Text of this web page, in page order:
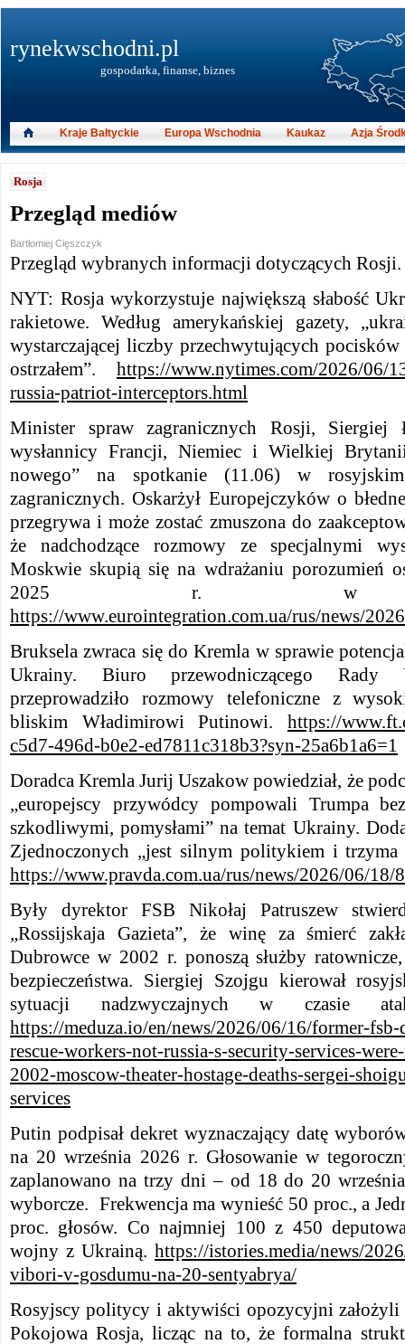
Rosja
Przegląd mediów
Bartłomiej Cięszczyk
Przegląd wybranych informacji dotyczących Rosji.
NYT: Rosja wykorzystuje największą słabość
rakietowe. Według amerykańskiej gazety,
wystarczającej liczby przechwytujących
ostrzałem”. https://www.nytimes.com/2026/06/
russia-patriot-interceptors.html
Minister spraw zagranicznych Rosji, Siergiej
wysłannicy Francji, Niemiec i Wielkiej
nowego” na spotkanie (11.06) w
zagranicznych. Oskarżył Europejczyków o
przegrywa i może zostać zmuszona do
że nadchodzące rozmowy ze specjalnymi
Moskwie skupią się na wdrażaniu porozumień
2025 r. w
https://www.eurointegration.com.ua/rus/news/
Bruksela zwraca się do Kremla w sprawie
Ukrainy. Biuro przewodniczącego
przeprowadziło rozmowy telefoniczne z
bliskim Władimirowi Putinowi. https://
c5d7-496d-b0e2-ed7811c318b3?syn-25a6b1a6=1
Doradca Kremla Jurij Uszakow powiedział, że
„europejscy przywódcy pompowali Trumpa
szkodliwymi, pomysłami” na temat Ukrainy.
Zjednoczonych „jest silnym politykiem i trzyma
https://www.pravda.com.ua/rus/news/2026/06/18/
Były dyrektor FSB Nikołaj Patruszew
„Rossijskaja Gazieta”, że winę za śmierć
Dubrowce w 2002 r. ponoszą służby
bezpieczeństwa. Siergiej Szojgu kierował
sytuacji nadzwyczajnych w czasie
https://meduza.io/en/news/2026/06/16/former-
rescue-workers-not-russia-s-security-services-
2002-moscow-theater-hostage-deaths-sergei-
services
Putin podpisał dekret wyznaczający datę
na 20 września 2026 r. Głosowanie w
zaplanowano na trzy dni – od 18 do 20
wyborcze. Frekwencja ma wynieść 50 proc., a
proc. głosów. Co najmniej 100 z 450
wojny z Ukrainą. https://istories.media/news/
vibori-v-gosdumu-na-20-sentyabrya/
Rosyjscy politycy i aktywiści opozycyjni założyli
Pokojowa Rosja, licząc na to, że formalna
rynekwschodni.pl
gospodarka, finanse, biznes
Kraje Bałtyckie Europa Wschodnia Kaukaz Azja